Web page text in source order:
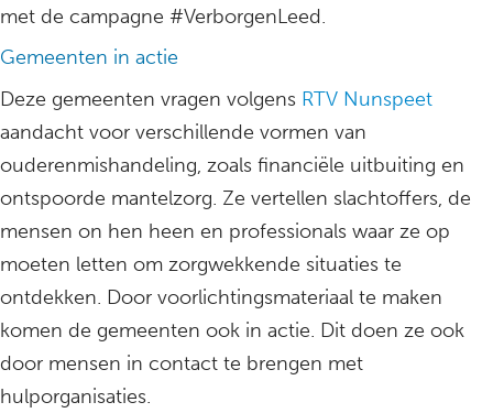
met de campagne #VerborgenLeed.
Gemeenten in actie
Deze gemeenten vragen volgens RTV Nunspeet
aandacht voor verschillende vormen van
ouderenmishandeling, zoals financiële uitbuiting en
ontspoorde mantelzorg. Ze vertellen slachtoffers, de
mensen on hen heen en professionals waar ze op
moeten letten om zorgwekkende situaties te
ontdekken. Door voorlichtingsmateriaal te maken
komen de gemeenten ook in actie. Dit doen ze ook
door mensen in contact te brengen met
hulporganisaties.